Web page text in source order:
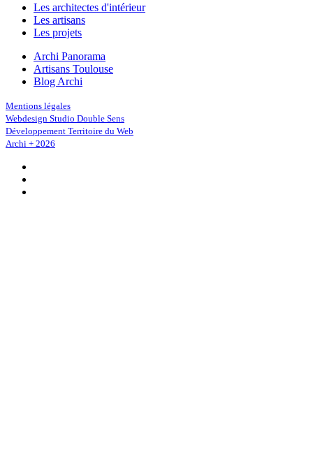
Les architectes d'intérieur
Les artisans
Les projets
Archi Panorama
Artisans Toulouse
Blog Archi
Mentions légales
Webdesign Studio Double Sens
Développement Territoire du Web
Archi + 2026